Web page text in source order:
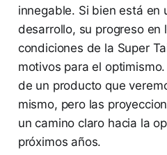
innegable. Si bien está en
desarrollo, su progreso en
condiciones de la Super
motivos para el
de un producto que
mismo, pero las
un camino claro hacia la
próximos años.